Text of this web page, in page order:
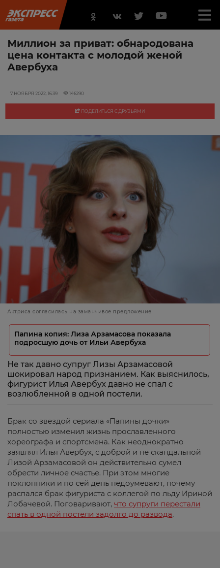
Миллион за приват: обнародована
цена контакта с молодой женой
Авербуха
7 НОЯБРЯ 2022, 16:39 146290
ПОДЕЛИТЬСЯ С ДРУЗЬЯМИ
Актриса согласилась на заманчивое предложение
Папина копия: Лиза Арзамасова показала
подросшую дочь от Ильи Авербуха
Не так давно супруг Лизы Арзамасовой
шокировал народ признанием. Как выяснилось,
фигурист Илья Авербух давно не спал с
возлюбленной в одной постели.
Брак со звездой сериала «Папины дочки»
полностью изменил жизнь прославленного
хореографа и спортсмена. Как неоднократно
заявлял Илья Авербух, с доброй и не скандальной
Лизой Арзамасовой он действительно сумел
обрести личное счастье. При этом многие
поклонники и по сей день недоумевают, почему
распался брак фигуриста с коллегой по льду Ириной
Лобачевой. Поговаривают, что супруги перестали
спать в одной постели задолго до развода.